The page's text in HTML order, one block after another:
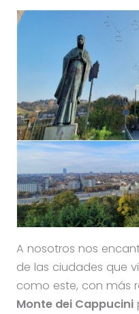
A nosotros nos
de las ciudades que
como este, con más
Monte dei Cappucini